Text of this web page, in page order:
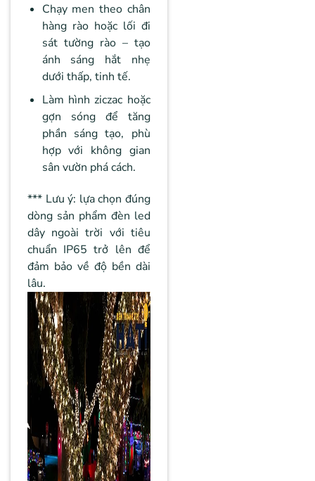
Chạy men theo chân
hàng rào hoặc lối đi
sát tường rào – tạo
ánh sáng hắt nhẹ
dưới thấp, tinh tế.
Làm hình ziczac hoặc
gợn sóng để tăng
phần sáng tạo, phù
hợp với không gian
sân vườn phá cách.
*** Lưu ý: lựa chọn đúng
dòng sản phẩm đèn led
dây ngoài trời với tiêu
chuẩn IP65 trở lên để
đảm bảo về độ bền dài
lâu.